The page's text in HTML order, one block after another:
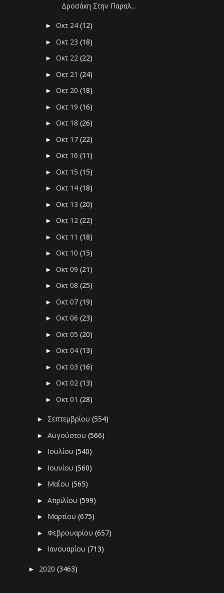
Δροσάκη Στην Παραλ...
►Οκτ 24(12)
►Οκτ 23(18)
►Οκτ 22(22)
►Οκτ 21(24)
►Οκτ 20(18)
►Οκτ 19(16)
►Οκτ 18(26)
►Οκτ 17(22)
►Οκτ 16(11)
►Οκτ 15(15)
►Οκτ 14(18)
►Οκτ 13(20)
►Οκτ 12(22)
►Οκτ 11(18)
►Οκτ 10(15)
►Οκτ 09(21)
►Οκτ 08(25)
►Οκτ 07(19)
►Οκτ 06(23)
►Οκτ 05(20)
►Οκτ 04(13)
►Οκτ 03(16)
►Οκτ 02(13)
►Οκτ 01(28)
► Σεπτεμβρίου(554)
►Αυγούστου(566)
► Ιουλίου(540)
► Ιουνίου(560)
► Μαΐου(565)
►Απριλίου(599)
► Μαρτίου(675)
►Φεβρουαρίου(657)
► Ιανουαρίου(713)
► 2020(3463)